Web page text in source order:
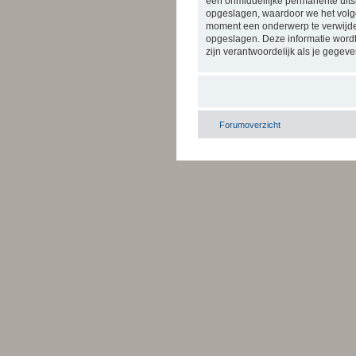
opgeslagen, waardoor we het
moment een onderwerp te
opgeslagen. Deze informatie
zijn verantwoordelijk als je
Forumoverzicht